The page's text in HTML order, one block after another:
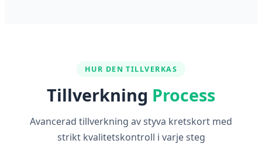
HUR DEN TILLVERKAS
Tillverkning Process
Avancerad tillverkning av styva kretskort med
strikt kvalitetskontroll i varje steg